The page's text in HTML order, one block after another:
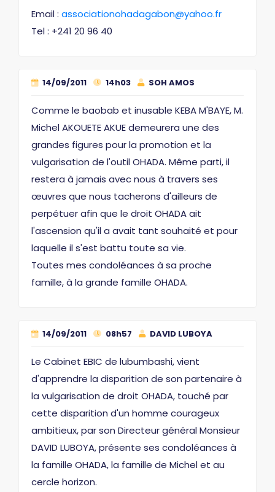
Email : associationohadagabon@yahoo.fr
Tel : +241 20 96 40
14/09/2011 14h03 SOH AMOS
Comme le baobab et inusable KEBA M'BAYE, M.
Michel AKOUETE AKUE demeurera une des
grandes figures pour la promotion et la
vulgarisation de l'outil OHADA. Même parti, il
restera à jamais avec nous à travers ses
œuvres que nous tacherons d'ailleurs de
perpétuer afin que le droit OHADA ait
l'ascension qu'il a avait tant souhaité et pour
laquelle il s'est battu toute sa vie.
Toutes mes condoléances à sa proche
famille, à la grande famille OHADA.
14/09/2011 08h57 DAVID LUBOYA
Le Cabinet EBIC de lubumbashi, vient
d'apprendre la disparition de son partenaire à
la vulgarisation de droit OHADA, touché par
cette disparition d'un homme courageux
ambitieux, par son Directeur général Monsieur
DAVID LUBOYA, présente ses condoléances à
la famille OHADA, la famille de Michel et au
cercle horizon.